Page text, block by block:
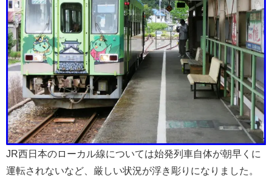
JR西日本のローカル線については始発列車自体が朝早くに
運転されないなど、厳しい状況が浮き彫りになりました。